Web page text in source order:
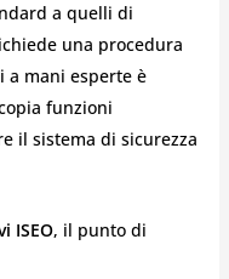
a quelli di
una procedura
a mani esperte è
funzioni
il sistema di sicurezza
ISEO, il punto di